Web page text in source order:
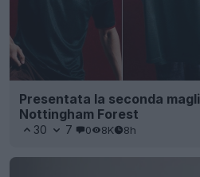
Presentata la seconda
Nottingham Forest
30 7 0 8K 8h